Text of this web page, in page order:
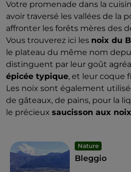
Votre promenade dans la
avoir traversé les vallées de la
affronter les forêts mères des
Vous trouverez ici les noix du
le plateau du même nom
distinguent par leur goût
épicée typique, et leur coque
Les noix sont également
de gâteaux, de pains, pour la
le précieux saucisson aux
Nature
Bleggio